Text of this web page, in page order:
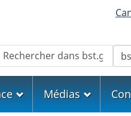
Rechercher
Médias